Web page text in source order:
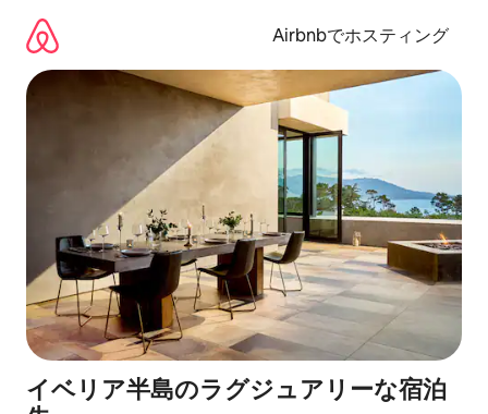
Airbnbでホスティング
イベリア半島のラグジュアリーな宿泊